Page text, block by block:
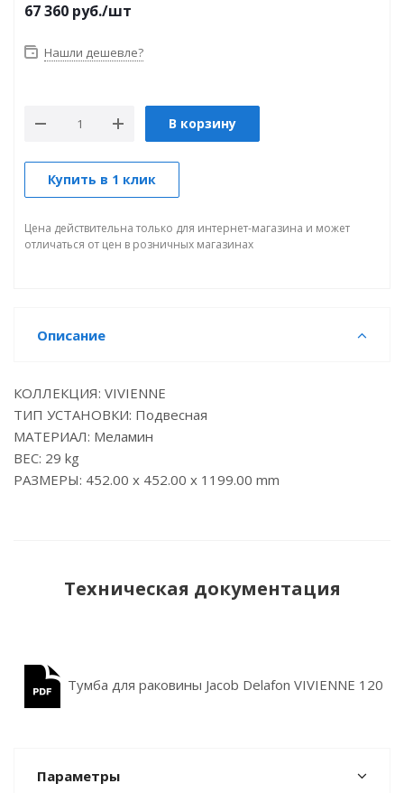
67 360 руб./шт
Нашли дешевле?
В корзину
Купить в 1 клик
Цена действительна только для интернет-магазина и может
отличаться от цен в розничных магазинах
Описание
КОЛЛЕКЦИЯ: VIVIENNE
ТИП УСТАНОВКИ: Подвесная
МАТЕРИАЛ: Меламин
ВЕС: 29 kg
РАЗМЕРЫ: 452.00 x 452.00 x 1199.00 mm
Техническая документация
Тумба для раковины Jacob Delafon VIVIENNE 120
см, к. дуб давос натуральный, ф. дуб давос натуральный
Параметры